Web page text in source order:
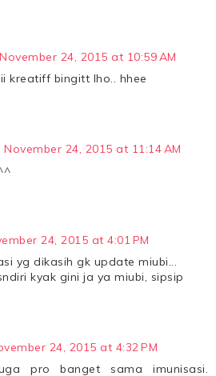
November 24, 2015 at 10:59 AM
kreatiff bingitt lho.. hhee
November 24, 2015 at 11:14 AM
24, 2015 at 4:01 PM
yg dikasih gk update miubi...
kyak gini ja ya miubi, sipsip
24, 2015 at 4:32 PM
pro banget sama imunisasi.